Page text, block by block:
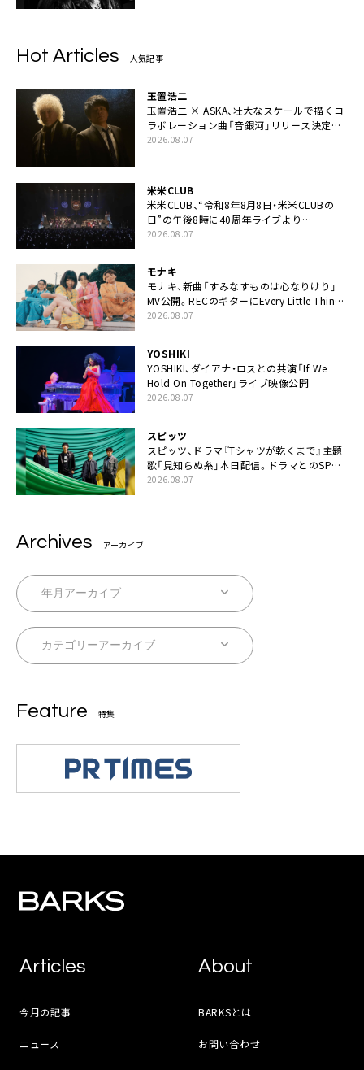
Hot Articles 人気記事
玉置浩二
玉置浩二 × ASKA、壮大なスケールで描くコ
ラボレーション曲「音銀河」リリース決定。
カップリングには新曲「命の宿り」収録も
2026.08.07
米米CLUB
米米CLUB、“令和8年8月8日・米米CLUBの
日”の午後8時に40周年ライブより
「FANtachy medley」を88年限定公開
2026.08.07
モナキ
モナキ、新曲「すみなすものは心なりけり」
MV公開。RECのギターにEvery Little Thing・
伊藤一朗参加も
2026.08.07
YOSHIKI
YOSHIKI、ダイアナ・ロスとの共演「If We
Hold On Together」ライブ映像公開
2026.08.07
スピッツ
スピッツ、ドラマ『Tシャツが乾くまで』主題
歌「見知らぬ糸」本日配信。ドラマとのSPコ
ラボムービー公開も
2026.08.07
Archives アーカイブ
Feature 特集
Articles
今月の記事
ニュース
About
BARKSとは
お問い合わせ